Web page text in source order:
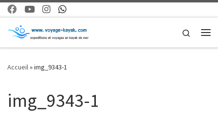
Skip to content
Search
Accueil»img_9343-1
img_9343-1